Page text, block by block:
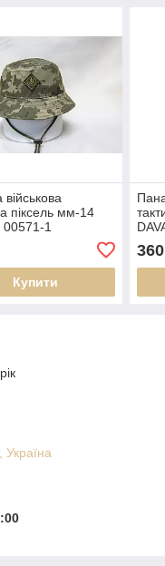
піксель мм-14
00571-1
Купити
360
Україна